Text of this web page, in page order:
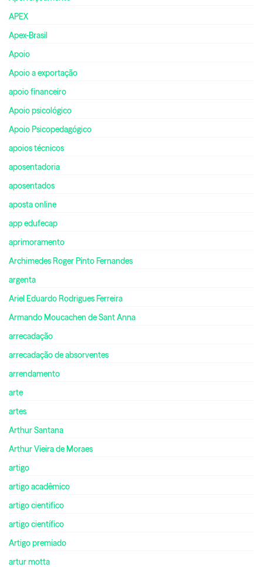
APEX
Apex-Brasil
Apoio
Apoio a exportação
apoio financeiro
Apoio psicológico
Apoio Psicopedagógico
apoios técnicos
aposentadoria
aposentados
aposta online
app edufecap
aprimoramento
Archimedes Roger Pinto Fernandes
argenta
Ariel Eduardo Rodrigues Ferreira
Armando Moucachen de Sant Anna
arrecadação
arrecadação de absorventes
arrendamento
arte
artes
Arthur Santana
Arthur Vieira de Moraes
artigo
artigo acadêmico
artigo cientifico
artigo científico
Artigo premiado
artur motta